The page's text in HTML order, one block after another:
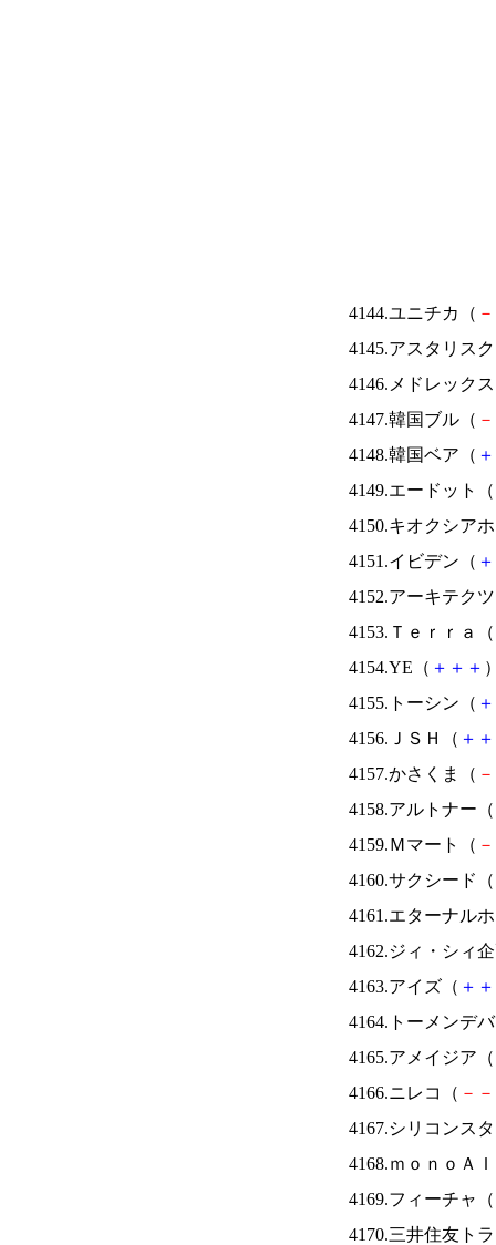
4144.ユニチカ（ －
4145.アスタリス
4146.メドレック
4147.韓国ブル（ －
4148.韓国ベア（ ＋
4149.エードット（
4150.キオクシア
4151.イビデン（ ＋
4152.アーキテク
4153.Ｔｅｒｒａ（
4154.YE（ ＋ ＋ ＋
4155.トーシン（ ＋
4156.ＪＳＨ（ ＋ ＋
4157.かさくま（ －
4158.アルトナー（
4159.Ｍマート（ －
4160.サクシード（
4161.エターナル
4162.ジィ・シィ
4163.アイズ（ ＋ ＋
4164.トーメンデ
4165.アメイジア（
4166.ニレコ（ － －
4167.シリコンス
4168.ｍｏｎｏＡ
4169.フィーチャ（
4170.三井住友ト